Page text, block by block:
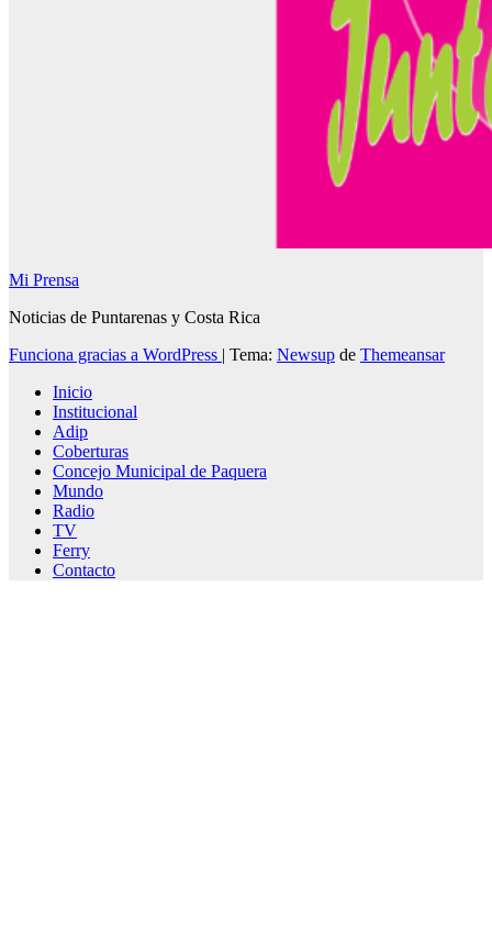
Mi Prensa
Noticias de Puntarenas y Costa Rica
Funciona gracias a WordPress | Tema: Newsup de Themeansar
Inicio
Institucional
Adip
Coberturas
Concejo Municipal de Paquera
Mundo
Radio
TV
Ferry
Contacto